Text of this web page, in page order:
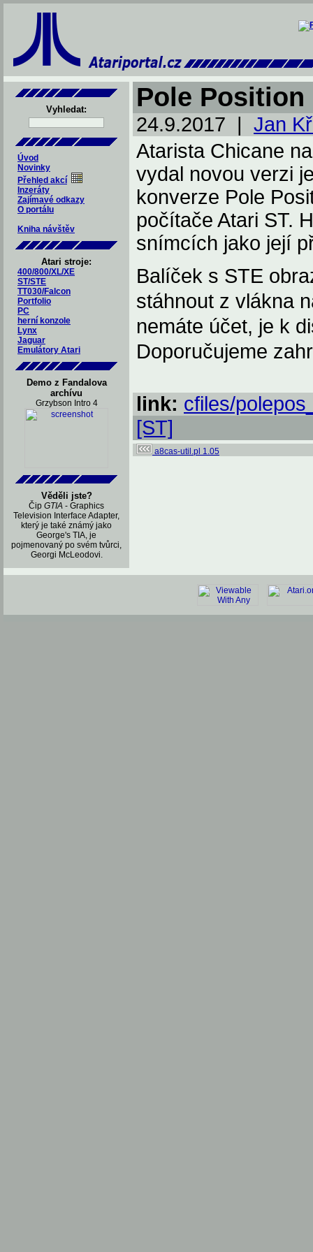
Vyhledat:
Úvod
Novinky
Přehled akcí
Inzeráty
Zajímavé odkazy
O portálu
Kniha návštěv
Atari stroje:
400/800/XL/XE
ST/STE
TT030/Falcon
Portfolio
PC
herní konzole
Lynx
Jaguar
Emulátory Atari
Demo z Fandalova
archívu
Grzybson Intro 4
Věděli jste?
Čip GTIA - Graphics
Television Interface Adapter,
který je také známý jako
George's TIA, je
pojmenovaný po svém tvůrci,
Georgi McLeodovi.
Pole Position
24.9.2017 | Jan
Atarista Chicane
vydal novou verzi
konverze Pole
počítače Atari ST.
snímcích jako její
Balíček s STE
stáhnout z vlákna
nemáte účet, je k
Doporučujeme
link: cfiles/
[ST]
a8cas-util.pl 1.05